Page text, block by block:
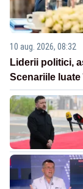
10 aug. 2026, 08:32
Liderii politici,
Scenariile